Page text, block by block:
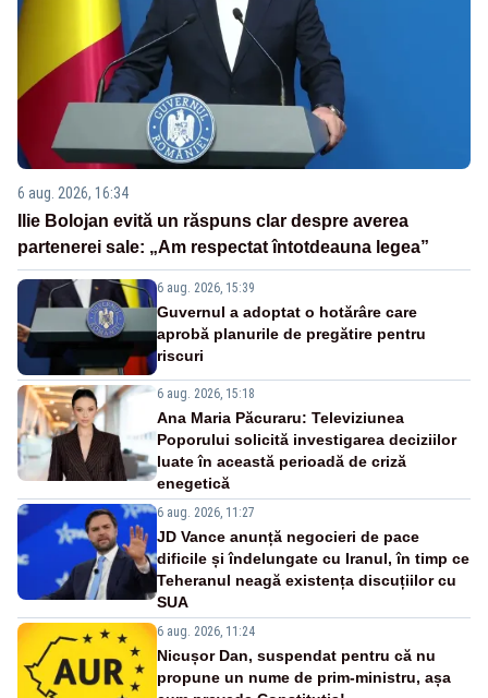
6 aug. 2026, 16:34
Ilie Bolojan evită un răspuns clar despre averea
partenerei sale: „Am respectat întotdeauna legea”
6 aug. 2026, 15:39
Guvernul a adoptat o hotărâre care
aprobă planurile de pregătire pentru
riscuri
6 aug. 2026, 15:18
Ana Maria Păcuraru: Televiziunea
Poporului solicită investigarea deciziilor
luate în această perioadă de criză
enegetică
6 aug. 2026, 11:27
JD Vance anunță negocieri de pace
dificile și îndelungate cu Iranul, în timp ce
Teheranul neagă existența discuțiilor cu
SUA
6 aug. 2026, 11:24
Nicușor Dan, suspendat pentru că nu
propune un nume de prim-ministru, așa